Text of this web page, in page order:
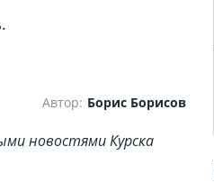
Автор: Борис Борисов
новостями Курска